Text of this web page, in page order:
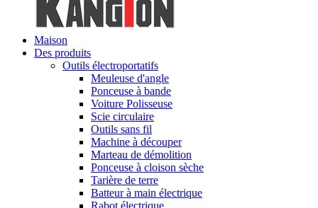
Maison
Des produits
Outils électroportatifs
Meuleuse d'angle
Ponceuse à bande
Voiture Polisseuse
Scie circulaire
Outils sans fil
Machine à découper
Marteau de démolition
Ponceuse à cloison sèche
Tarière de terre
Batteur à main électrique
Rabot électrique